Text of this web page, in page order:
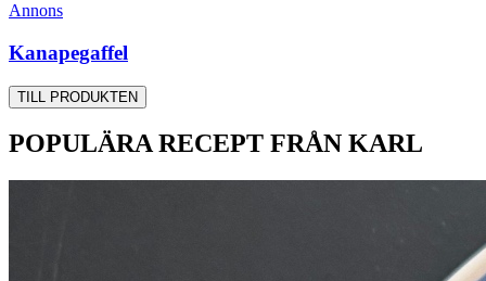
Annons
Kanapegaffel
TILL PRODUKTEN
POPULÄRA RECEPT FRÅN KARL